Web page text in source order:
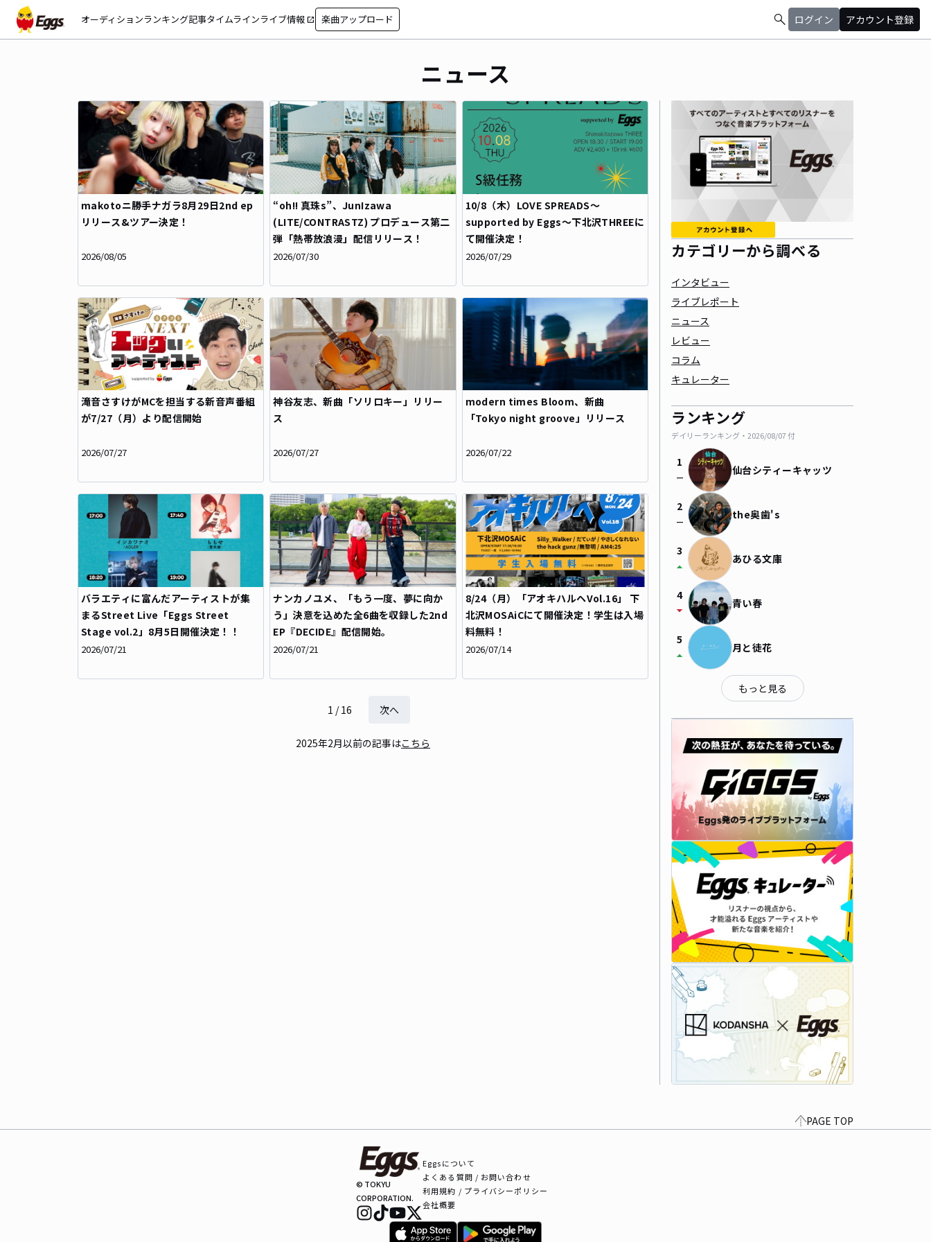
オーディションランキング記事タイムラインライブ情報 open_in_new 楽曲アップロード search ログイン アカウント登録
ニュース
makotoニ勝手ナガラ8月29日2nd ep
リリース&ツアー決定！
2026/08/05
“oh!! 真珠s”、JunIzawa
(LITE/CONTRASTZ) プロデュース第二
弾「熱帯放浪漫」配信リリース！
2026/07/30
10/8（木）LOVE SPREADS～
supported by Eggs～下北沢THREEに
て開催決定！
2026/07/29
滝音さすけがMCを担当する新音声番組
が7/27（月）より配信開始
2026/07/27
神谷友志、新曲「ソリロキー」リリー
ス
2026/07/27
modern times Bloom、新曲
「Tokyo night groove」リリース
2026/07/22
バラエティに富んだアーティストが集
まるStreet Live「Eggs Street
Stage vol.2」8月5日開催決定！！
2026/07/21
ナンカノユメ、「もう一度、夢に向か
う」決意を込めた全6曲を収録した2nd
EP『DECIDE』配信開始。
2026/07/21
8/24（月）「アオキハルヘVol.16」 下
北沢MOSAiCにて開催決定！学生は入場
料無料！
2026/07/14
1 /16 次へ
2025年2月以前の記事はこちら
カテゴリーから調べる
インタビュー
ライブレポート
ニュース
レビュー
コラム
キュレーター
ランキング
デイリーランキング・ 2026/08/07付
1
check_indeterminate_small 仙台シティーキャッツ
2
check_indeterminate_small the奥歯's
3
arrow_drop_up あひる文庫
4
arrow_drop_down 青い春
5
arrow_drop_up 月と徒花
もっと見る
PAGE TOP
© TOKYU
CORPORATION.
Eggsについて
よくある質問 / お問い合わせ
利用規約 / プライバシーポリシー
会社概要